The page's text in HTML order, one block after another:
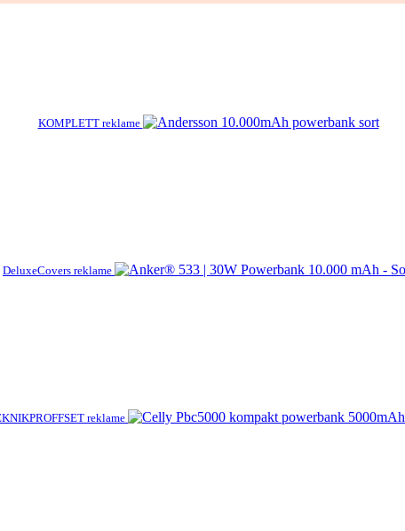
KOMPLETT reklame
DeluxeCovers reklame
reklame